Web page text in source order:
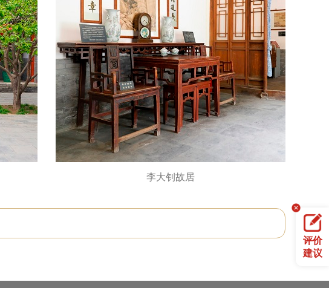
李大钊故居
评价
建议